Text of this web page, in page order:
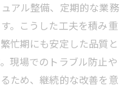
アル整備、定期的な業務
。こうした工夫を積み重
忙期にも安定した品質と
現場でのトラブル防止や
ため、継続的な改善を意